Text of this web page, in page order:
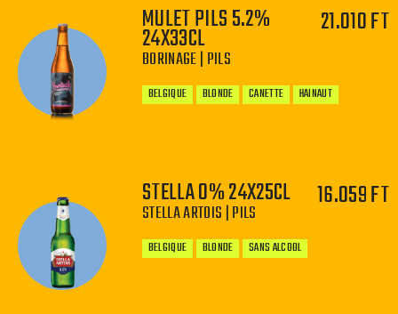
−
MULET PILS 5.2%
24X33CL
BORINAGE | PILS
21.010 FT
BELGIQUE BLONDE CANETTE HAINAUT
− +
STELLA 0% 24X25CL
STELLA ARTOIS | PILS
16.059 FT
BELGIQUE BLONDE SANS ALCOOL